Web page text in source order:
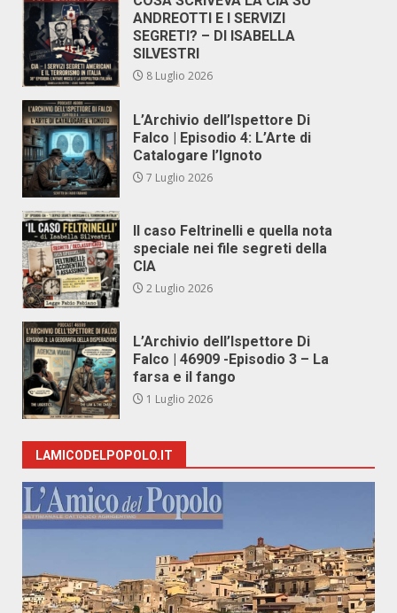
ANDREOTTI E I SERVIZI
SEGRETI? – DI ISABELLA
SILVESTRI
8 Luglio 2026
L’Archivio dell’Ispettore Di
Falco | Episodio 4: L’Arte di
Catalogare l’Ignoto
7 Luglio 2026
Il caso Feltrinelli e quella nota
speciale nei file segreti della
CIA
2 Luglio 2026
L’Archivio dell’Ispettore Di
Falco | 46909 -Episodio 3 – La
farsa e il fango
1 Luglio 2026
LAMICODELPOPOLO.IT